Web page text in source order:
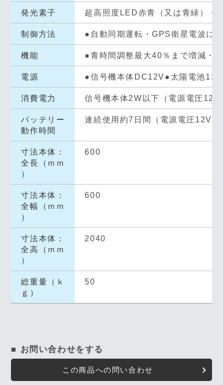
発光素子 超高照度LED赤青（又は青緑）・
制御方法 ●自動同期運転・GPS衛星電波に
機能 ●青時間調整最大40％まで増減・
電源 ●信号機本体DC12V●太陽電池
消費電力 信号機本体2W以下（電源電圧12V
バッテリー
動作時間
連続使用約7日間（電源電圧12V時
寸法本体：
全長（ｍｍ
）
600
寸法本体：
全幅（ｍｍ
）
600
寸法本体：
全高（ｍｍ
）
2040
総重量（ｋ
ｇ）
50
■ お問い合わせをする
この商品への問い合わせ